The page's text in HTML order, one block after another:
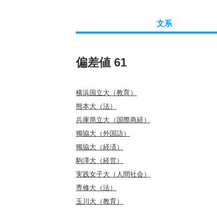
文系
偏差値 61
横浜国立大（教育）
熊本大（法）
兵庫県立大（国際商経）
獨協大（外国語）
獨協大（経済）
駒澤大（経営）
実践女子大（人間社会）
専修大（法）
玉川大（教育）